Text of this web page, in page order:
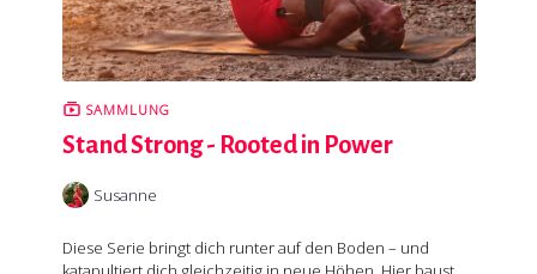
SAMMLUNG
Stand Strong - Rooted in Power
Susanne
Diese Serie bringt dich runter auf den Boden – und